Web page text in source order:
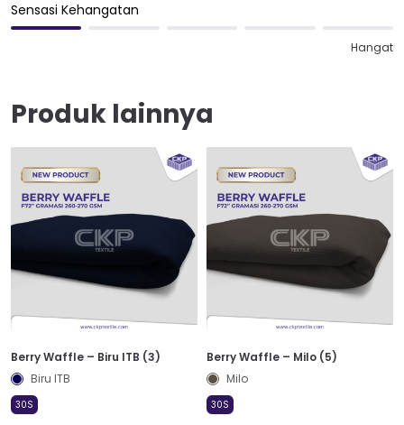
Sensasi Kehangatan
Hangat
Produk lainnya
Berry Waffle – Biru ITB (3)
Biru ITB
30S
Berry Waffle – Milo (5)
Milo
30S